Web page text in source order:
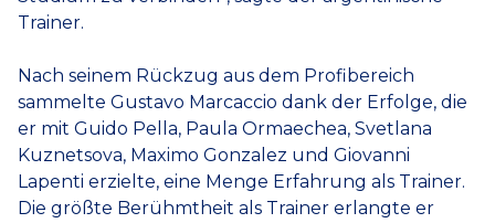
Trainer.
Nach seinem Rückzug aus dem Profibereich
sammelte Gustavo Marcaccio dank der Erfolge, die
er mit Guido Pella, Paula Ormaechea, Svetlana
Kuznetsova, Maximo Gonzalez und Giovanni
Lapenti erzielte, eine Menge Erfahrung als Trainer.
Die größte Berühmtheit als Trainer erlangte er